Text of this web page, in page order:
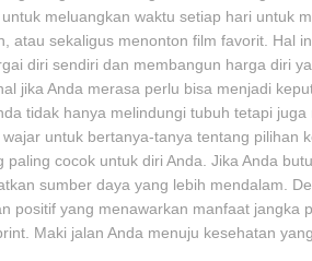
meluangkan waktu setiap hari untuk
atau sekaligus menonton film favorit. Hal
diri sendiri dan membangun harga diri
jika Anda merasa perlu bisa menjadi
tidak hanya melindungi tubuh tetapi
wajar untuk bertanya-tanya tentang pilihan
paling cocok untuk diri Anda. Jika Anda
sumber daya yang lebih mendalam.
positif yang menawarkan manfaat jangka
Maki jalan Anda menuju kesehatan